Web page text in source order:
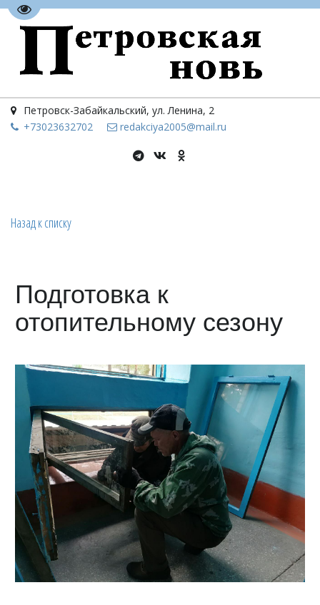
Перейти на версию для слабовидящих
Петровск-Забайкальский, ул. Ленина, 2
+73023632702 redakciya2005@mail.ru
Назад к списку
Подготовка к
отопительному сезону